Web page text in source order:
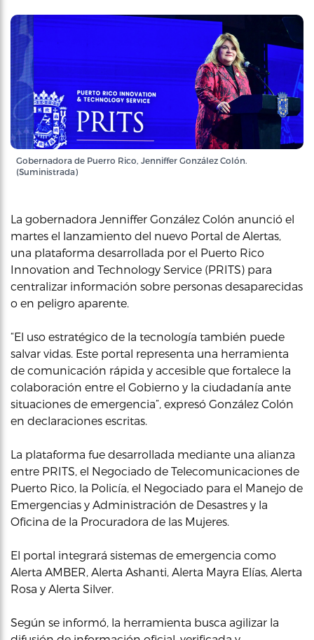
Gobernadora de Puerro Rico, Jenniffer González Colón.
(Suministrada)
La gobernadora Jenniffer González Colón anunció el
martes el lanzamiento del nuevo Portal de Alertas,
una plataforma desarrollada por el Puerto Rico
Innovation and Technology Service (PRITS) para
centralizar información sobre personas desaparecidas
o en peligro aparente.
“El uso estratégico de la tecnología también puede
salvar vidas. Este portal representa una herramienta
de comunicación rápida y accesible que fortalece la
colaboración entre el Gobierno y la ciudadanía ante
situaciones de emergencia”, expresó González Colón
en declaraciones escritas.
La plataforma fue desarrollada mediante una alianza
entre PRITS, el Negociado de Telecomunicaciones de
Puerto Rico, la Policía, el Negociado para el Manejo de
Emergencias y Administración de Desastres y la
Oficina de la Procuradora de las Mujeres.
El portal integrará sistemas de emergencia como
Alerta AMBER, Alerta Ashanti, Alerta Mayra Elías, Alerta
Rosa y Alerta Silver.
Según se informó, la herramienta busca agilizar la